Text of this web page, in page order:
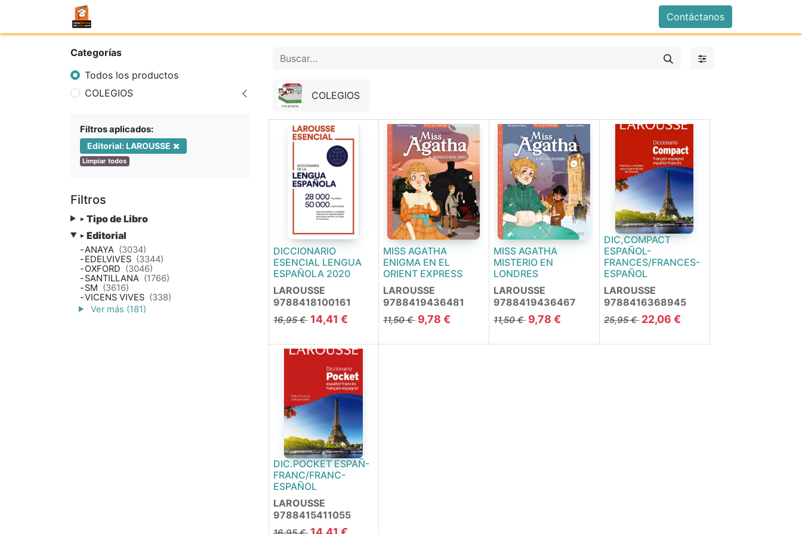
Contáctanos
Categorías
Todos los productos
COLEGIOS
Filtros aplicados:
Editorial: LAROUSSE
Limpiar todos
Filtros
▸ Tipo de Libro
▸ Editorial
-ANAYA (3034)
-EDELVIVES (3344)
-OXFORD (3046)
-SANTILLANA (1766)
-SM (3616)
-VICENS VIVES (338)
Ver más (181)
COLEGIOS
DICCIONARIO
ESENCIAL LENGUA
ESPAÑOLA 2020
LAROUSSE
9788418100161
16,95€ 14,41 €
MISS AGATHA
ENIGMA EN EL
ORIENT EXPRESS
LAROUSSE
9788419436481
11,50€ 9,78 €
MISS AGATHA
MISTERIO EN
LONDRES
LAROUSSE
9788419436467
11,50€ 9,78 €
DIC,COMPACT
ESPAÑOL-
FRANCES/FRANCES-
ESPAÑOL
LAROUSSE
9788416368945
25,95€ 22,06 €
DIC.POCKET ESPAÑ-
FRANC/FRANC-
ESPAÑOL
LAROUSSE
9788415411055